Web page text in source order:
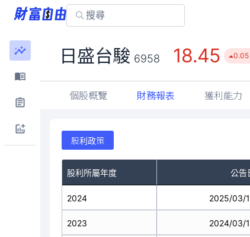
日盛台駿 6958 18.45 0.05
個股概覽 財務報表 獲利能力
股利政策
股利所屬年度 公告
2024
2023
2025/03/
2024/03/